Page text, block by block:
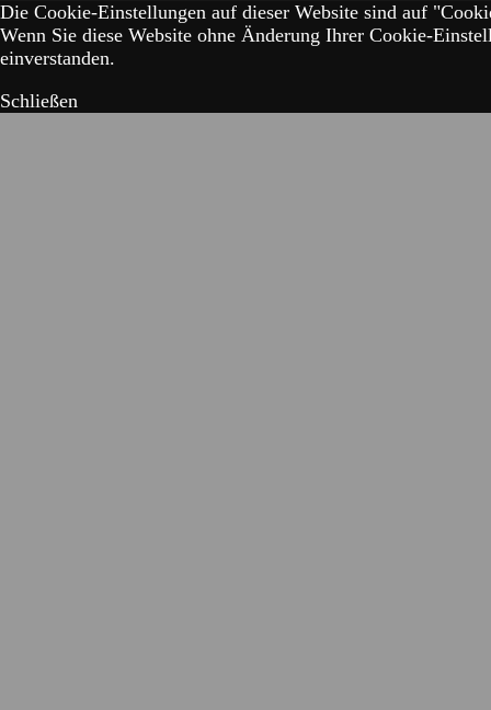
Die Cookie-Einstellungen auf dieser Website sind auf
Wenn Sie diese Website ohne Änderung Ihrer Cookie-
einverstanden.
Schließen